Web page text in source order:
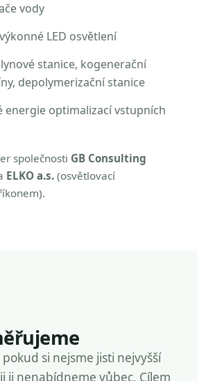
vody
LED osvětlení
stanice, kogenerační
depolymerizační stanice
energie optimalizací vstupních
společnosti GB Consulting
ELKO a.s. (osvětlovací
si nejsme jisti nejvyšší
ji nenabídneme vůbec. Cílem